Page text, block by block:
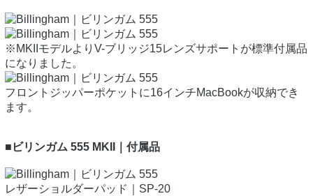
※MKIIモデルよりV-ブリッジ15レンズサポートが標準付属品
になりました。
フロントジッパーポケットに16インチMacBookが収納でき
ます。
■ビリンガム 555 MKII｜付属品
レザーショルダーパッド｜SP-20